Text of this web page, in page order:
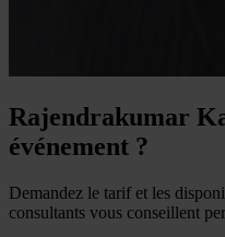
Rajendrakumar
événement ?
Demandez le tarif et les
consultants vous conseillent